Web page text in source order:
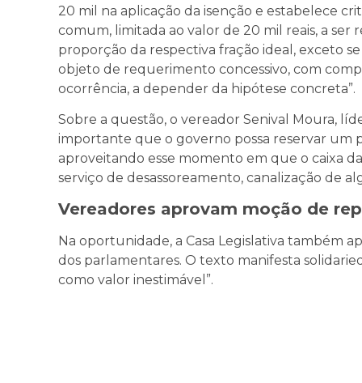
20 mil na aplicação da isenção e estabelece
comum, limitada ao valor de 20 mil reais, a
proporção da respectiva fração ideal, exceto
objeto de requerimento concessivo, com
ocorrência, a depender da hipótese concreta”.
Sobre a questão, o vereador Senival Moura,
importante que o governo possa reservar um
aproveitando esse momento em que o caixa
serviço de desassoreamento, canalização de
Vereadores aprovam moção de
Na oportunidade, a Casa Legislativa também
dos parlamentares. O texto manifesta
como valor inestimável”.